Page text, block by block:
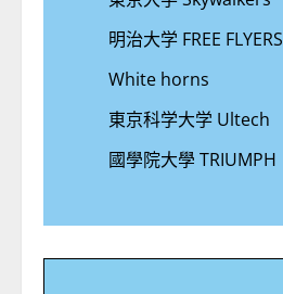
明治大学 FREE FLYERS
White horns
東京科学大学 Ultech
國學院大學 TRIUMPH